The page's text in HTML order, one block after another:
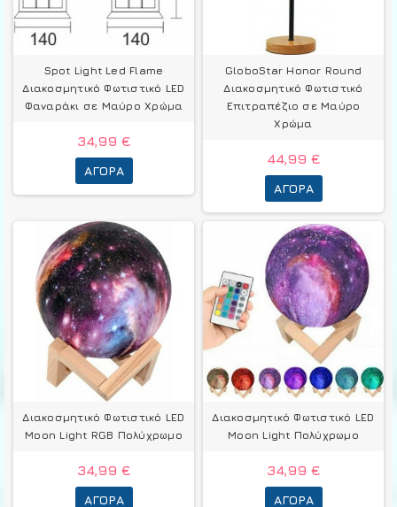
Spot Light Led Flame
Διακοσμητικό Φωτιστικό LED
Φαναράκι σε Μαύρο Χρώμα
34,99 €
ΑΓΟΡΆ
GloboStar Honor Round
Διακοσμητικό Φωτιστικό
Επιτραπέζιο σε Μαύρο
Χρώμα
44,99 €
ΑΓΟΡΆ
Διακοσμητικό Φωτιστικό LED
Μοοn Light RGB Πολύχρωμο
34,99 €
ΑΓΟΡΆ
Διακοσμητικό Φωτιστικό LED
Μοοn Light Πολύχρωμο
34,99 €
ΑΓΟΡΆ